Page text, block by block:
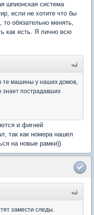
шпионская система
если не хотите что бы
обязательно менять,
как есть. Я лично всю
те машины у наших домов,
знает пострадавших
и фигней
так как номера нашел
на новые рамки))
замести следы.